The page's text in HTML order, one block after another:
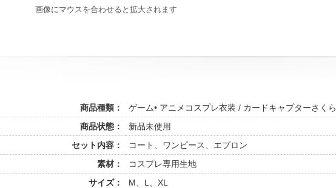
画像にマウスを合わせると拡大されます
商品種類：
ゲーム• アニメコスプレ衣装 / カードキャプターさくら
商品状態：
新品未使用
セット内容：
コート、ワンピース、エプロン
素材：
コスプレ専用生地
サイズ：
M、L、XL